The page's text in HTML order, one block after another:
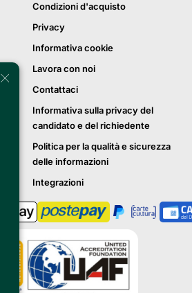
Condizioni d'acquisto
Privacy
Informativa cookie
Lavora con noi
Contattaci
Informativa sulla privacy del
candidato e del richiedente
Politica per la qualità e sicurezza
delle informazioni
Integrazioni
×